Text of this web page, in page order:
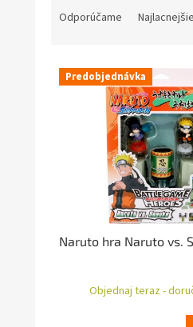
n
Odporúčame Najlacnejšie
V Predobjednávka
Naruto hra Naruto vs.
Objednaj teraz -